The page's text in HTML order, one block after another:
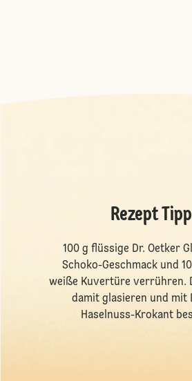
Rezept
100 g flüssige Dr. Oetker
Schoko-Geschmack und
weiße Kuvertüre verrühren.
damit glasieren und mit
Haselnuss-Krokant